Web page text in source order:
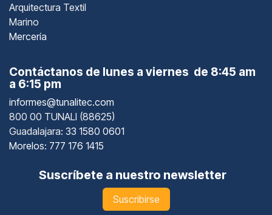
Arquitectura Textil
Marino
Mercería
Contáctanos de lunes a viernes de 8:45 am
a 6:15 pm
informes@tunalitec.com
800 00 TUNALI (88625)
Guadalajara: 33 1580 0601
Morelos: 777 176 1415
Suscríbete a nuestro newsletter
Suscribirse